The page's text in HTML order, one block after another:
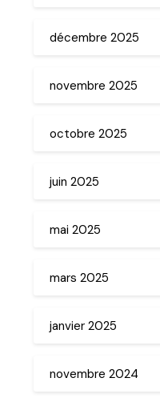
décembre 2025
novembre 2025
octobre 2025
juin 2025
mai 2025
mars 2025
janvier 2025
novembre 2024